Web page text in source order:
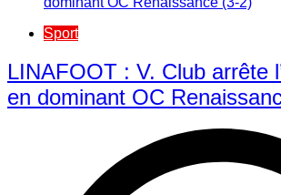
Sport
LINAFOOT : V. Club arrête
en dominant OC